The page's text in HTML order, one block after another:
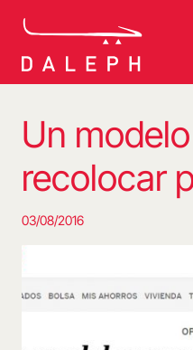
Un
recolocar
03/08/2016